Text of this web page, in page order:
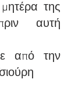
της
αυτή
από την